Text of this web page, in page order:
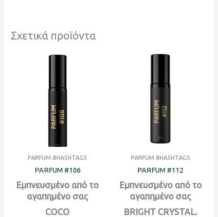
Σχετικά προϊόντα
PARFUM #HASHTAGS
PARFUM #106
Εμπνευσμένο από το
αγαπημένο σας
COCO
PARFUM #HASHTAGS
PARFUM #112
Εμπνευσμένο από το
αγαπημένο σας
BRIGHT CRYSTAL.